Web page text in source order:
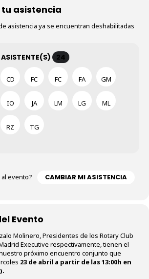
asistencia
asistencia ya se encuentran deshabilitadas
ASISTENTE(S) 24
CD FC FC FA GM
IO JA LM LG ML
RZ TG
evento? CAMBIAR MI ASISTENCIA
Evento
Molinero, Presidentes de los Rotary Club
Executive respectivamente, tienen el
próximo encuentro conjunto que
23 de abril a partir de las 13:00h en